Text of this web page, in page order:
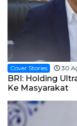
Cover Stories 30
BRI: Holding
Ke Masyarakat